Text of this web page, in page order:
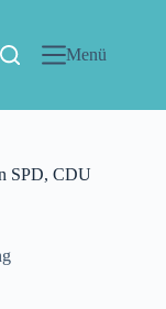
Menü
SPD, CDU